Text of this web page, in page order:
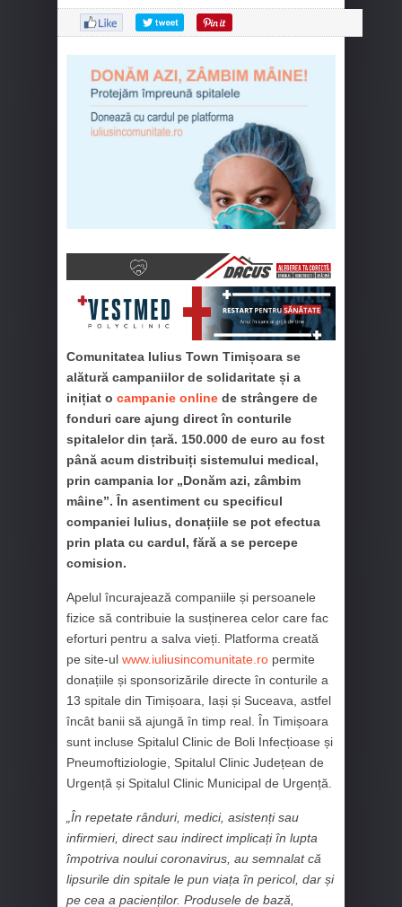
Comunitatea Iulius Town Timișoara se
alătură campaniilor de solidaritate și a
inițiat o campanie online de strângere de
fonduri care ajung direct în conturile
spitalelor din țară. 150.000 de euro au fost
până acum distribuiți sistemului medical,
prin campania lor „Donăm azi, zâmbim
mâine”. În asentiment cu specificul
companiei Iulius, donațiile se pot efectua
prin plata cu cardul, fără a se percepe
comision.
Apelul încurajează companiile și persoanele
fizice să contribuie la susținerea celor care fac
eforturi pentru a salva vieți. Platforma creată
pe site-ul www.iuliusincomunitate.ro permite
donațiile și sponsorizările directe în conturile a
13 spitale din Timișoara, Iași și Suceava, astfel
încât banii să ajungă în timp real. În Timișoara
sunt incluse Spitalul Clinic de Boli Infecțioase și
Pneumoftiziologie, Spitalul Clinic Județean de
Urgență și Spitalul Clinic Municipal de Urgență.
„În repetate rânduri, medici, asistenți sau
infirmieri, direct sau indirect implicați în lupta
împotriva noului coronavirus, au semnalat că
lipsurile din spitale le pun viața în pericol, dar și
pe cea a pacienților. Produsele de bază,